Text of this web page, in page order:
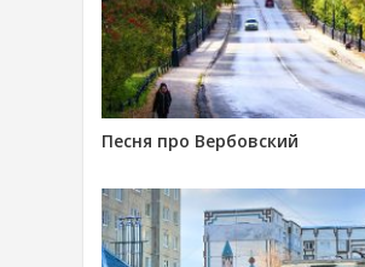
Песня про Вербовский